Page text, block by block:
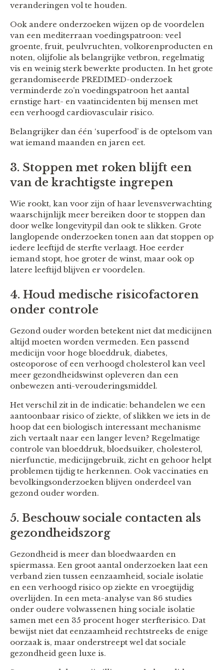
veranderingen vol te houden.
Ook andere onderzoeken wijzen op de voordelen
van een mediterraan voedingspatroon: veel
groente, fruit, peulvruchten, volkorenproducten en
noten, olijfolie als belangrijke vetbron, regelmatig
vis en weinig sterk bewerkte producten. In het grote
gerandomiseerde PREDIMED-onderzoek
verminderde zo’n voedingspatroon het aantal
ernstige hart- en vaatincidenten bij mensen met
een verhoogd cardiovasculair risico.
Belangrijker dan één ‘superfood’ is de optelsom van
wat iemand maanden en jaren eet.
3. Stoppen met roken blijft een
van de krachtigste ingrepen
Wie rookt, kan voor zijn of haar levensverwachting
waarschijnlijk meer bereiken door te stoppen dan
door welke longevitypil dan ook te slikken. Grote
langlopende onderzoeken tonen aan dat stoppen op
iedere leeftijd de sterfte verlaagt. Hoe eerder
iemand stopt, hoe groter de winst, maar ook op
latere leeftijd blijven er voordelen.
4. Houd medische risicofactoren
onder controle
Gezond ouder worden betekent niet dat medicijnen
altijd moeten worden vermeden. Een passend
medicijn voor hoge bloeddruk, diabetes,
osteoporose of een verhoogd cholesterol kan veel
meer gezondheidswinst opleveren dan een
onbewezen anti-verouderingsmiddel.
Het verschil zit in de indicatie: behandelen we een
aantoonbaar risico of ziekte, of slikken we iets in de
hoop dat een biologisch interessant mechanisme
zich vertaalt naar een langer leven? Regelmatige
controle van bloeddruk, bloedsuiker, cholesterol,
nierfunctie, medicijngebruik, zicht en gehoor helpt
problemen tijdig te herkennen. Ook vaccinaties en
bevolkingsonderzoeken blijven onderdeel van
gezond ouder worden.
5. Beschouw sociale contacten als
gezondheidszorg
Gezondheid is meer dan bloedwaarden en
spiermassa. Een groot aantal onderzoeken laat een
verband zien tussen eenzaamheid, sociale isolatie
en een verhoogd risico op ziekte en vroegtijdig
overlijden. In een meta-analyse van 86 studies
onder oudere volwassenen hing sociale isolatie
samen met een 35 procent hoger sterfterisico. Dat
bewijst niet dat eenzaamheid rechtstreeks de enige
oorzaak is, maar onderstreept wel dat sociale
gezondheid geen luxe is.